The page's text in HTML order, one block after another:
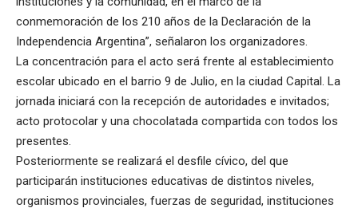
conmemoración de los 210 años de la Declaración de la
Independencia Argentina”, señalaron los organizadores.
La concentración para el acto será frente al establecimiento
escolar ubicado en el barrio 9 de Julio, en la ciudad Capital. La
jornada iniciará con la recepción de autoridades e invitados;
acto protocolar y una chocolatada compartida con todos los
presentes.
Posteriormente se realizará el desfile cívico, del que
participarán instituciones educativas de distintos niveles,
organismos provinciales, fuerzas de seguridad, instituciones